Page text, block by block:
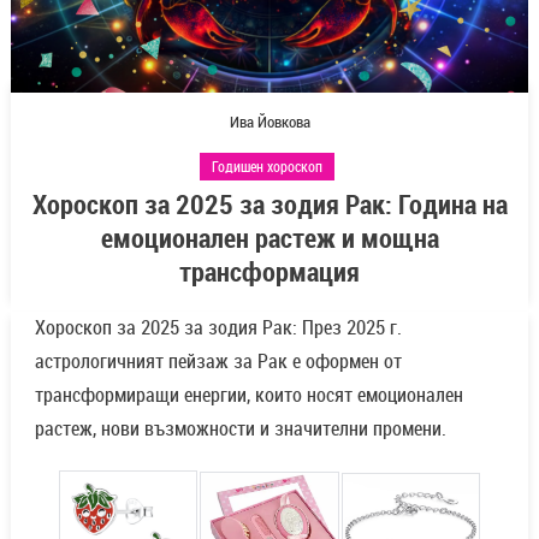
Ива Йовкова
Годишен хороскоп
Хороскоп за 2025 за зодия Рак: Година на
емоционален растеж и мощна
трансформация
Хороскоп за 2025 за зодия Рак: През 2025 г.
астрологичният пейзаж за Рак е оформен от
трансформиращи енергии, които носят емоционален
растеж, нови възможности и значителни промени.